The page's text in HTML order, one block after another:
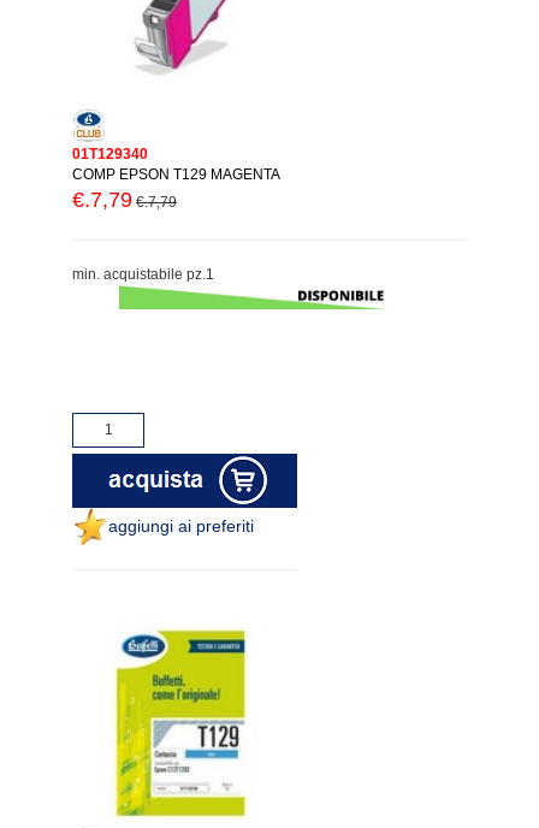
01T129340
COMP EPSON T129 MAGENTA
€.7,79 €.7,79
min. acquistabile pz.1
aggiungi ai preferiti